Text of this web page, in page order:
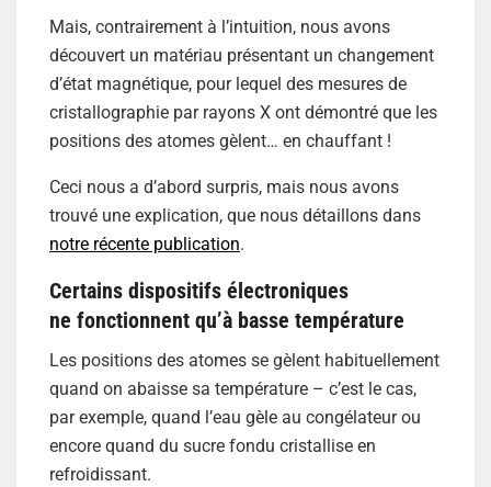
Mais, contrairement à l’intuition, nous avons
découvert un matériau présentant un changement
d’état magnétique, pour lequel des mesures de
cristallographie par rayons X ont démontré que les
positions des atomes gèlent… en chauffant !
Ceci nous a d’abord surpris, mais nous avons
trouvé une explication, que nous détaillons dans
notre récente publication.
Certains dispositifs électroniques
ne fonctionnent qu’à basse température
Les positions des atomes se gèlent habituellement
quand on abaisse sa température – c’est le cas,
par exemple, quand l’eau gèle au congélateur ou
encore quand du sucre fondu cristallise en
refroidissant.